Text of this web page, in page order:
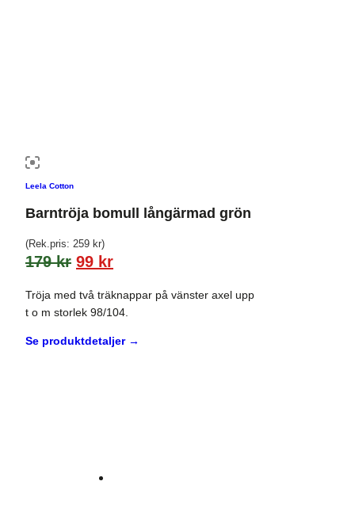
Leela Cotton
Barntröja bomull långärmad grön
(Rek.pris: 259 kr)
179kr 99 kr
Tröja med två träknappar på vänster axel upp
t o m storlek 98/104.
Se produktdetaljer →